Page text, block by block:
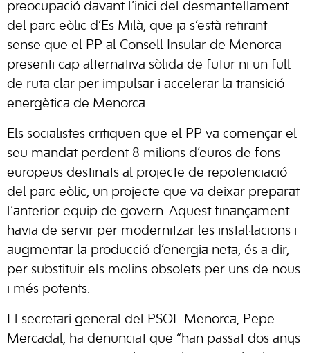
preocupació davant l’inici del desmantellament
del parc eòlic d’Es Milà, que ja s’està retirant
sense que el PP al Consell Insular de Menorca
presenti cap alternativa sòlida de futur ni un full
de ruta clar per impulsar i accelerar la transició
energètica de Menorca.
Els socialistes critiquen que el PP va començar el
seu mandat perdent 8 milions d’euros de fons
europeus destinats al projecte de repotenciació
del parc eòlic, un projecte que va deixar preparat
l’anterior equip de govern. Aquest finançament
havia de servir per modernitzar les instal·lacions i
augmentar la producció d’energia neta, és a dir,
per substituir els molins obsolets per uns de nous
i més potents.
El secretari general del PSOE Menorca, Pepe
Mercadal, ha denunciat que “han passat dos anys